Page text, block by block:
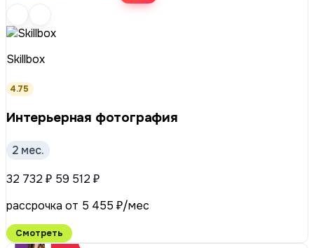
Skillbox
4.75
Интерьерная фотография
2 мес.
32 732 ₽ 59 512 ₽
рассрочка от 5 455 ₽/мес
Смотреть